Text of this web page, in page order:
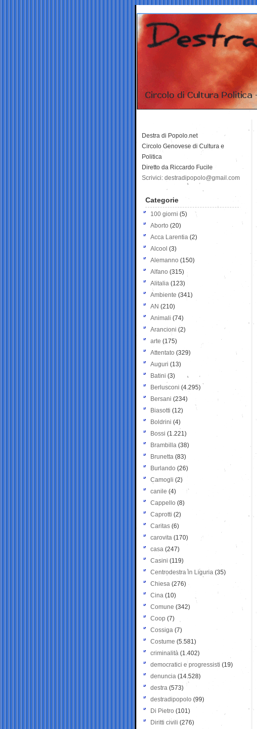
Destra di Popolo.net
Circolo Genovese di Cultura e
Politica
Diretto da Riccardo Fucile
Scrivici: destradipopolo@gmail.com
Categorie
100 giorni (5)
Aborto (20)
Acca Larentia (2)
Alcool (3)
Alemanno (150)
Alfano (315)
Alitalia (123)
Ambiente (341)
AN (210)
Animali (74)
Arancioni (2)
arte (175)
Attentato (329)
Auguri (13)
Batini (3)
Berlusconi (4.295)
Bersani (234)
Biasotti (12)
Boldrini (4)
Bossi (1.221)
Brambilla (38)
Brunetta (83)
Burlando (26)
Camogli (2)
canile (4)
Cappello (8)
Caprotti (2)
Caritas (6)
carovita (170)
casa (247)
Casini (119)
Centrodestra in Liguria (35)
Chiesa (276)
Cina (10)
Comune (342)
Coop (7)
Cossiga (7)
Costume (5.581)
criminalità (1.402)
democratici e progressisti (19)
denuncia (14.528)
destra (573)
destradipopolo (99)
Di Pietro (101)
Diritti civili (276)